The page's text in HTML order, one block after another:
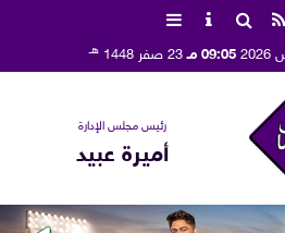
09:05 مـ 23 صفر 1448 هـ
رئيس مجلس الإدارة
أميرة عبيد